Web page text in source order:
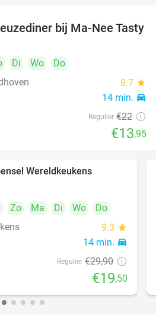
37%
bij Ma-Nee Tasty
Di Wo
Do
8.7 star
14 min. directions_car
Regulier €22
€13,95
Wereldkeukens
Zo Ma Di Wo
Do
9.3 star
14 min. directions_car
Regulier €29,90
€19,50